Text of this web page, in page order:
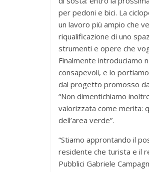
per pedoni e bici. La
un lavoro più ampio che
riqualificazione di uno
strumenti e opere che
Finalmente introduciamo
consapevoli, e lo
dal progetto promosso
“Non dimentichiamo
valorizzata come merita:
dell’area verde”.
“Stiamo approntando il
residente che turista e il
Pubblici Gabriele